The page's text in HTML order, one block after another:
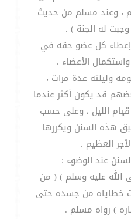
، وعند مسلم من حديث
له الجنة ) .
إعطاء كل عضو حقه في
الأعضاء .
وليلته عدة مرات ،
قد يكون أكثر عندما
الليل ، وعلى حسب
هذه السنن ويكررها
العظيم .
عند الوضوء :
عليه وسلم ) ( من
خطاياه من جسده حتى
) رواه مسلم .